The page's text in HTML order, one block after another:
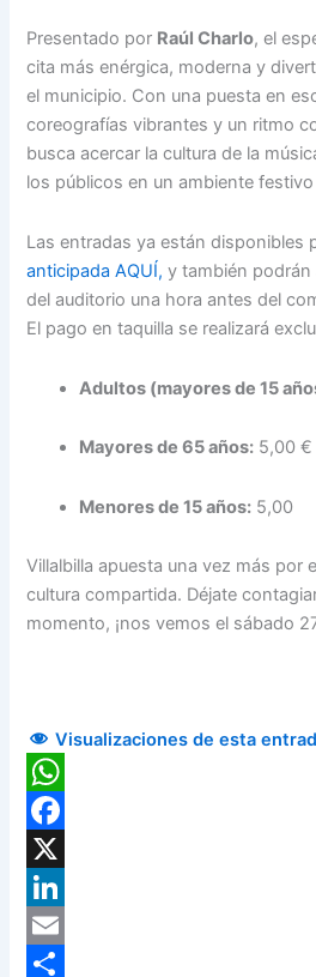
Presentado por Raúl Charlo, el
cita más enérgica, moderna y
el municipio. Con una puesta en
coreografías vibrantes y un ritmo
busca acercar la cultura de la
los públicos en un ambiente
Las entradas ya están disponibles
anticipada AQUÍ, y también podrán
del auditorio una hora antes del
El pago en taquilla se realizará
Adultos (mayores de 15
Mayores de 65 años: 5,00 €
Menores de 15 años: 5,00
Villalbilla apuesta una vez más por
cultura compartida. Déjate
momento, ¡nos vemos el sábado
Visualizaciones de esta
WhatsApp
Facebook
X
LinkedIn
Email